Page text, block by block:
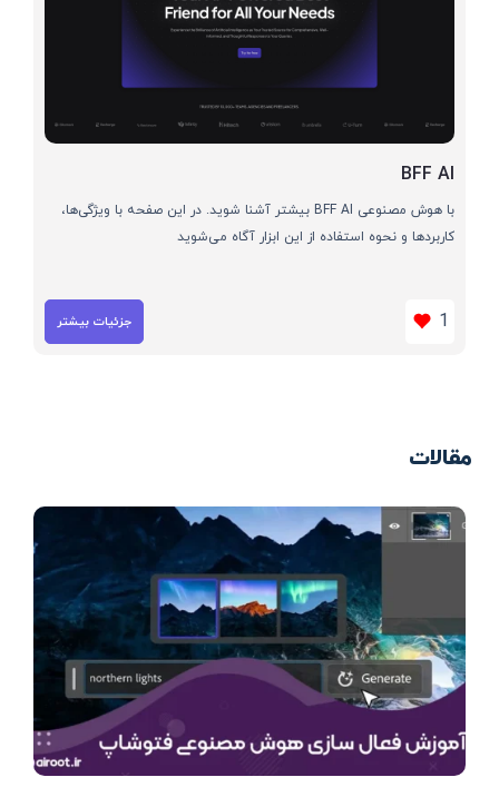
BFF AI
با هوش مصنوعی BFF AI بیشتر آشنا شوید. در این صفحه با ویژگی‌ها،
کاربردها و نحوه استفاده از این ابزار آگاه می‌شوید
1 جزئیات بیشتر
مقالات